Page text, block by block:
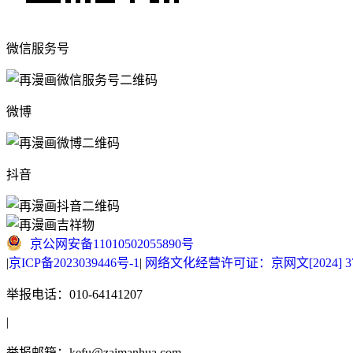
微信服务号
微博
抖音
京公网安备11010502055890号
|京ICP备2023039446号-1 | 网络文化经营许可证：京网文[2024]
举报电话：010-64141207
|